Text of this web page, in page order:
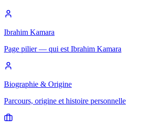
Ibrahim Kamara
Page pilier — qui est Ibrahim Kamara
Biographie & Origine
Parcours, origine et histoire personnelle